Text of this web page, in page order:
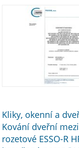
Kliky, okenní a
Kování dveřní
rozetové ESSO-R